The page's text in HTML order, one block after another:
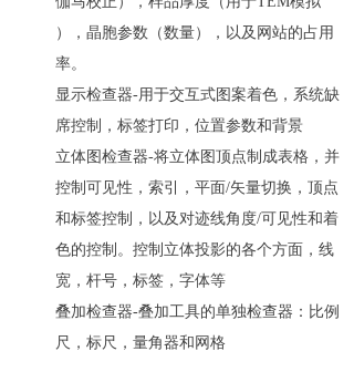
），晶胞参数（数量），以及网站的占用
率。
显示检查器-用于交互式图案着色，系统缺
席控制，标签打印，位置参数和背景
立体图检查器-将立体图顶点制成表格，并
控制可见性，索引，平面/矢量切换，顶点
和标签控制，以及对迹线角度/可见性和着
色的控制。控制立体投影的各个方面，线
宽，杆号，标签，字体等
叠加检查器-叠加工具的单独检查器：比例
尺，标尺，量角器和网格